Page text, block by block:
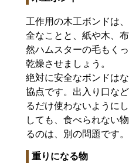
工作用の木工ボンドは
全なことと、紙や木、
然ハムスターの毛もく
乾燥させましょう。
絶対に安全なボンドは
協点です。出入り口な
るだけ使わないように
しても、食べられない
るのは、別の問題です。
重りになる物